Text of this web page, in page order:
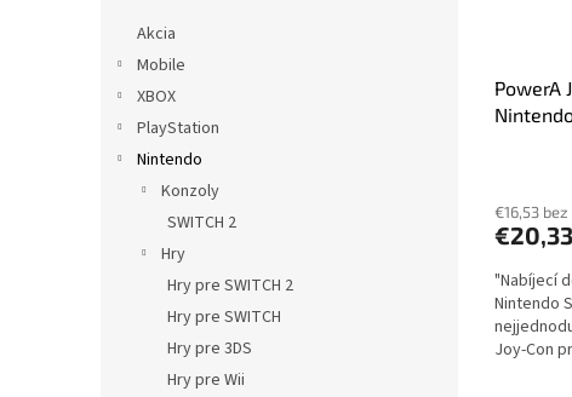
Akcia
Mobile
XBOX
PlayStation
Nintendo
Konzoly
SWITCH 2
Hry
Hry pre SWITCH 2
Hry pre SWITCH
Hry pre 3DS
Hry pre Wii
PowerA
€16,53 bez
€20,33
"Nabíjecí
Nintendo
Joy-Con